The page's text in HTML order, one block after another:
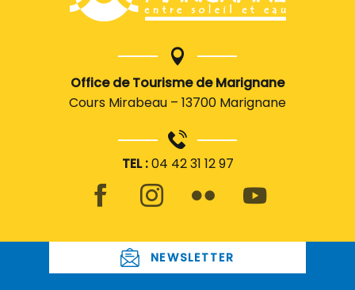
Office de Tourisme de Marignane
Cours Mirabeau – 13700 Marignane
TEL :04 42 31 12 97
NEWSLETTER